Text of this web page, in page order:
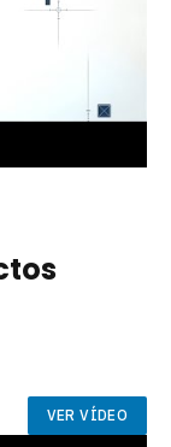
VER VÍDEO